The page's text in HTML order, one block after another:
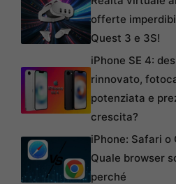
offerte
Quest 3 e 3S!
iPhone SE 4:
rinnovato,
potenziata e
crescita?
iPhone: Safari o
Quale browser
perché